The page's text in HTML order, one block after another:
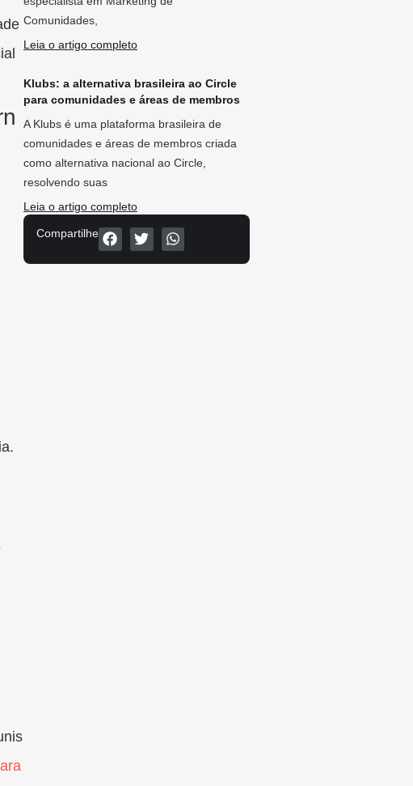
Comunidades,
Leia o artigo completo
Klubs: a alternativa brasileira ao Circle
para comunidades e áreas de membros
A Klubs é uma plataforma brasileira de
comunidades e áreas de membros criada
como alternativa nacional ao Circle,
resolvendo suas
Leia o artigo completo
Compartilhe